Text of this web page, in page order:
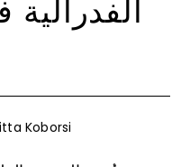
Koborsi